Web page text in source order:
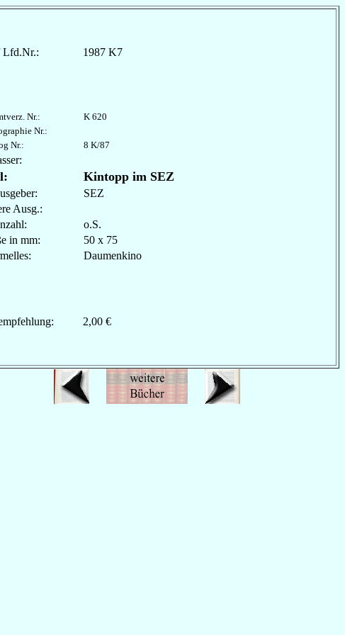
Lfd.Nr.: 1987 K7
Nr.:
K 620
Nr.:
Nr.:
8 K/87
Kintopp im SEZ
SEZ
Ausg.:
o.S.
in mm:
50 x 75
Daumenkino
2,00 €